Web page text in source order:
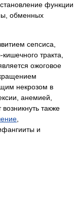
функции
обменных
сепсиса,
тракта,
ожоговое
некрозом в
анемией,
также
и